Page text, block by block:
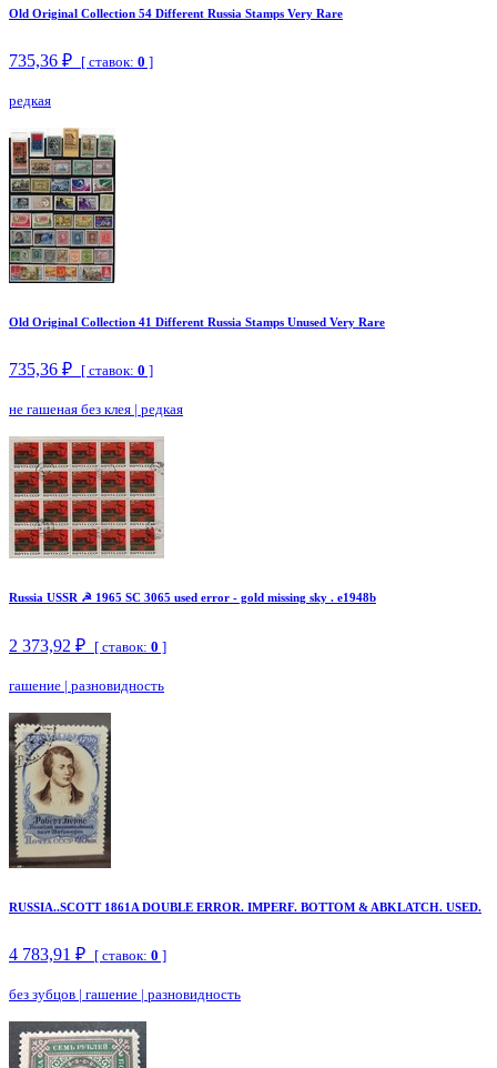
Old Original Collection 54 Different Russia Stamps Very Rare
735,36 ₽ [ ставок: 0 ]
редкая
Old Original Collection 41 Different Russia Stamps Unused Very Rare
735,36 ₽ [ ставок: 0 ]
не гашеная без клея | редкая
Russia USSR ☭ 1965 SC 3065 used error - gold missing sky . e1948b
2 373,92 ₽ [ ставок: 0 ]
гашение | разновидность
RUSSIA..SCOTT 1861A DOUBLE ERROR. IMPERF. BOTTOM & ABKLATCH. USED.
4 783,91 ₽ [ ставок: 0 ]
без зубцов | гашение | разновидность